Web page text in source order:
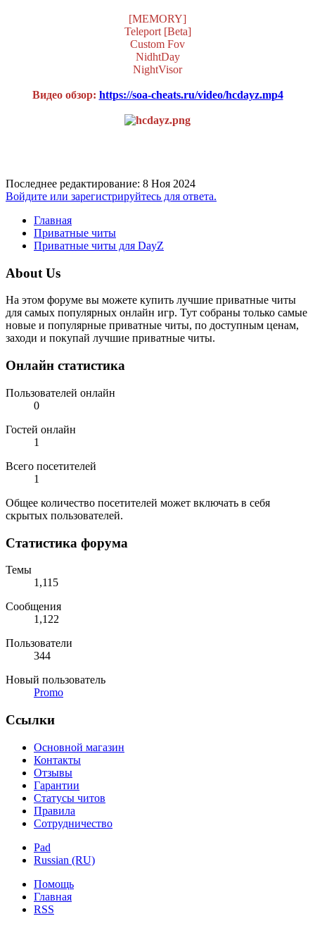
[MEMORY]
Teleport [Beta]
Custom Fov
NidhtDay
NightVisor
Видео обзор: https://soa-cheats.ru/video/hcdayz.mp4
Последнее редактирование: 8 Ноя 2024
Войдите или зарегистрируйтесь для ответа.
Главная
Приватные читы
Приватные читы для DayZ
About Us
На этом форуме вы можете купить лучшие приватные читы
для самых популярных онлайн игр. Тут собраны только самые
новые и популярные приватные читы, по доступным ценам,
заходи и покупай лучшие приватные читы.
Онлайн статистика
Пользователей онлайн
0
Гостей онлайн
1
Всего посетителей
1
Общее количество посетителей может включать в себя
скрытых пользователей.
Статистика форума
Темы
1,115
Сообщения
1,122
Пользователи
344
Новый пользователь
Promo
Ссылки
Основной магазин
Контакты
Отзывы
Гарантии
Статусы читов
Правила
Сотрудничество
Pad
Russian (RU)
Помощь
Главная
RSS